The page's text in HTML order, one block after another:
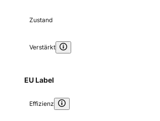
Zustand
Verstärkt
EU Label
Effizienz